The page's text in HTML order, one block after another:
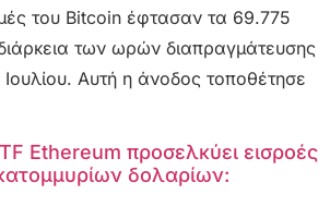
του Bitcoin έφτασαν τα 69.775
των ωρών διαπραγμάτευσης
Ιουλίου. Αυτή η άνοδος τοποθέτησε
Ethereum προσελκύει εισροές
δολαρίων: